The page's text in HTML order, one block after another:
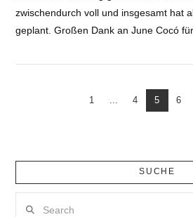
zwischendurch voll und insgesamt hat
geplant. Großen Dank an June Cocó
1 4 5 6
SUCHE